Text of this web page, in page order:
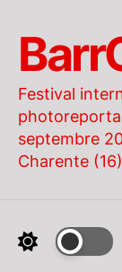
content
Festival
septembre
Charente (16)